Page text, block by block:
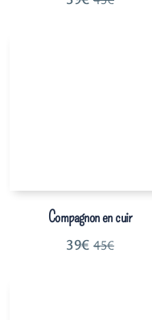
Compagnon en cuir
39€ 45€